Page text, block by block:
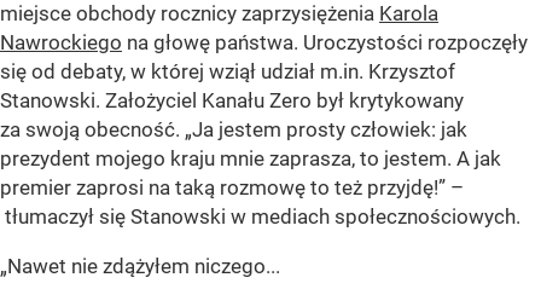
miejsce obchody rocznicy zaprzysiężenia Karola
Nawrockiego na głowę państwa. Uroczystości rozpoczęły
się od debaty, w której wziął udział m.in. Krzysztof
Stanowski. Założyciel Kanału Zero był krytykowany
za swoją obecność. „Ja jestem prosty człowiek: jak
prezydent mojego kraju mnie zaprasza, to jestem. A jak
premier zaprosi na taką rozmowę to też przyjdę!” –
tłumaczył się Stanowski w mediach społecznościowych.
„Nawet nie zdążyłem niczego...